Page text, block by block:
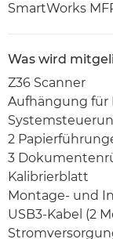
SmartWorks
Was wird
Z36 Scanner
Aufhängung für
2
3
Kalibrierblatt
Montage- und
USB3-Kabel (2